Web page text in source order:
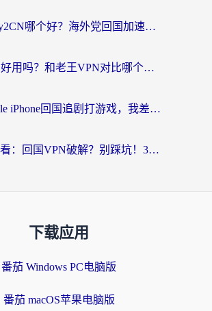
迅游和Fly2CN哪个好？海外党回国加速器真实测评与选择心法
云极VPN好用吗？和老王VPN对比哪个回国效果更好？海外党必看的真实体验指南
用T-Mobile iPhone回国追剧打游戏，我差点把手机砸了
海外党必看：回国VPN破解？别踩坑！3步选对加速器无缝刷国内资源
下载应用
番茄 Windows PC电脑版
番茄 macOS苹果电脑版